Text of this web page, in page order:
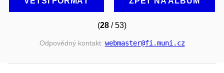
(28 / 53)
Odpovědný kontakt: webmaster@fi.muni.cz